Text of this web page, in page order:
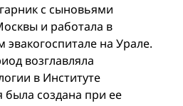
с сыновьями
и работала в
эвакогоспитале на Урале.
возглавляла
в Институте
была создана при ее